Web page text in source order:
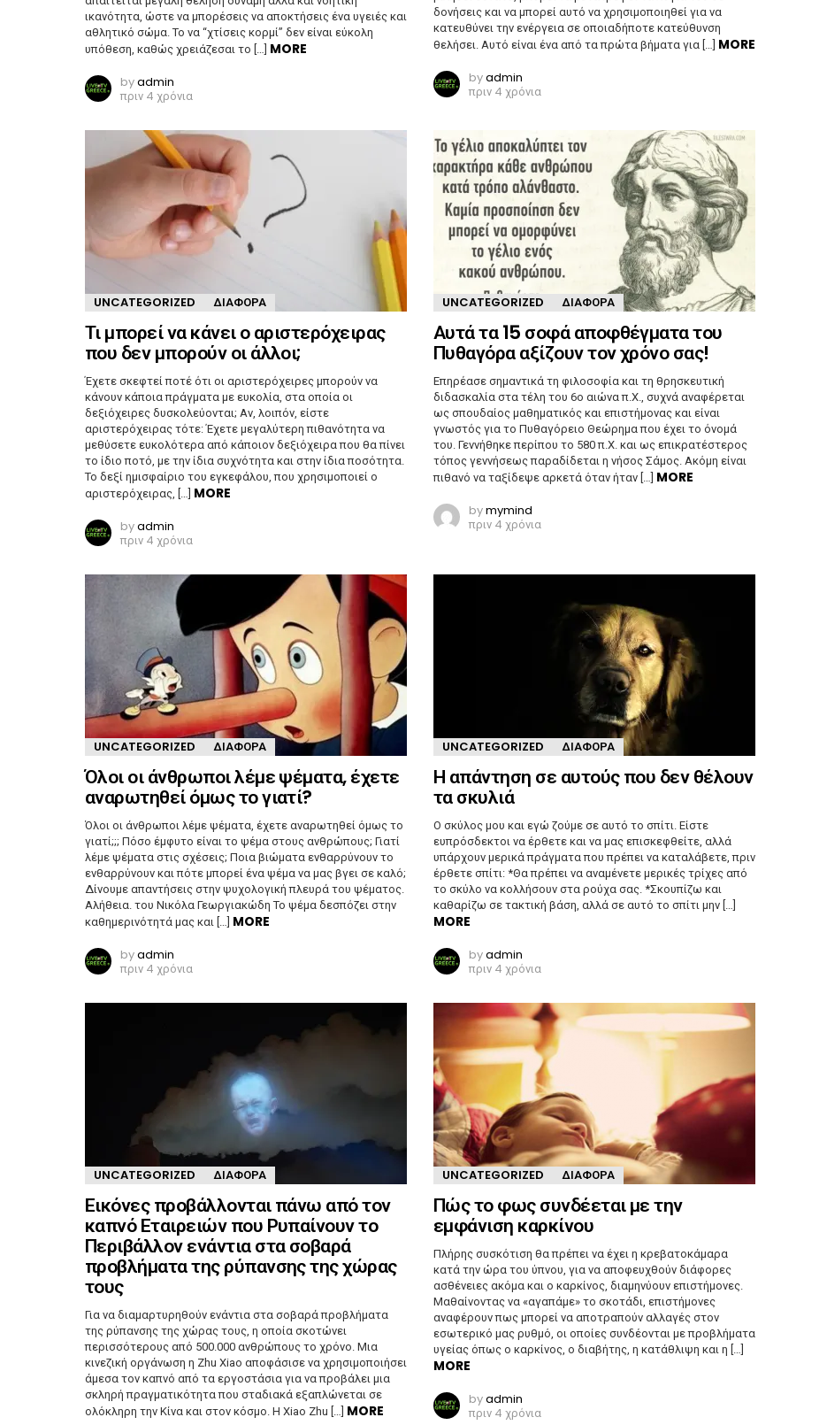
ικανότητα, ώστε να μπορέσεις να αποκτήσεις ένα υγειές και
αθλητικό σώμα. Το να “χτίσεις κορμί” δεν είναι εύκολη
υπόθεση, καθώς χρειάζεσαι το […] MORE
byadmin
πριν 4 χρόνια
δονήσεις και να μπορεί αυτό να χρησιμοποιηθεί για να
κατευθύνει την ενέργεια σε οποιαδήποτε κατεύθυνση
θελήσει. Αυτό είναι ένα από τα πρώτα βήματα για […] MORE
byadmin
πριν 4 χρόνια
UNCATEGORIZED ΔΙΆΦΟΡΑ
Τι μπορεί να κάνει ο αριστερόχειρας
που δεν μπορούν οι άλλοι;
Έχετε σκεφτεί ποτέ ότι οι αριστερόχειρες μπορούν να
κάνουν κάποια πράγματα με ευκολία, στα οποία οι
δεξιόχειρες δυσκολεύονται; Αν, λοιπόν, είστε
αριστερόχειρας τότε: Έχετε μεγαλύτερη πιθανότητα να
μεθύσετε ευκολότερα από κάποιον δεξιόχειρα που θα πίνει
το ίδιο ποτό, με την ίδια συχνότητα και στην ίδια ποσότητα.
Το δεξί ημισφαίριο του εγκεφάλου, που χρησιμοποιεί ο
αριστερόχειρας, […] MORE
byadmin
πριν 4 χρόνια
UNCATEGORIZED ΔΙΆΦΟΡΑ
Αυτά τα 15 σοφά αποφθέγματα του
Πυθαγόρα αξίζουν τον χρόνο σας!
Επηρέασε σημαντικά τη φιλοσοφία και τη θρησκευτική
διδασκαλία στα τέλη του 6ο αιώνα π.Χ., συχνά αναφέρεται
ως σπουδαίος μαθηματικός και επιστήμονας και είναι
γνωστός για το Πυθαγόρειο Θεώρημα που έχει το όνομά
του. Γεννήθηκε περίπου το 580 π.Χ. και ως επικρατέστερος
τόπος γεννήσεως παραδίδεται η νήσος Σάμος. Ακόμη είναι
πιθανό να ταξίδεψε αρκετά όταν ήταν […] MORE
bymymind
πριν 4 χρόνια
UNCATEGORIZED ΔΙΆΦΟΡΑ
Όλοι οι άνθρωποι λέμε ψέματα, έχετε
αναρωτηθεί όμως το γιατί?
Όλοι οι άνθρωποι λέμε ψέματα, έχετε αναρωτηθεί όμως το
γιατί;;; Πόσο έμφυτο είναι το ψέμα στους ανθρώπους; Γιατί
λέμε ψέματα στις σχέσεις; Ποια βιώματα ενθαρρύνουν το
ενθαρρύνουν και πότε μπορεί ένα ψέμα να μας βγει σε καλό;
Δίνουμε απαντήσεις στην ψυχολογική πλευρά του ψέματος.
Αλήθεια. του Νικόλα Γεωργιακώδη Το ψέμα δεσπόζει στην
καθημερινότητά μας και […] MORE
byadmin
πριν 4 χρόνια
UNCATEGORIZED ΔΙΆΦΟΡΑ
Η απάντηση σε αυτούς που δεν θέλουν
τα σκυλιά
Ο σκύλος μου και εγώ ζούμε σε αυτό το σπίτι. Είστε
ευπρόσδεκτοι να έρθετε και να μας επισκεφθείτε, αλλά
υπάρχουν μερικά πράγματα που πρέπει να καταλάβετε, πριν
έρθετε σπίτι: *Θα πρέπει να αναμένετε μερικές τρίχες από
το σκύλο να κολλήσουν στα ρούχα σας. *Σκουπίζω και
καθαρίζω σε τακτική βάση, αλλά σε αυτό το σπίτι μην […]
MORE
byadmin
πριν 4 χρόνια
UNCATEGORIZED ΔΙΆΦΟΡΑ
Εικόνες προβάλλονται πάνω από τον
καπνό Εταιρειών που Ρυπαίνουν το
Περιβάλλον ενάντια στα σοβαρά
προβλήματα της ρύπανσης της χώρας
τους
Για να διαμαρτυρηθούν ενάντια στα σοβαρά προβλήματα
της ρύπανσης της χώρας τους, η οποία σκοτώνει
περισσότερους από 500.000 ανθρώπους το χρόνο. Μια
κινεζική οργάνωση η Zhu Xiao αποφάσισε να χρησιμοποιήσει
άμεσα τον καπνό από τα εργοστάσια για να προβάλει μια
σκληρή πραγματικότητα που σταδιακά εξαπλώνεται σε
ολόκληρη την Κίνα και στον κόσμο. Η Xiao Zhu […] MORE
UNCATEGORIZED ΔΙΆΦΟΡΑ
Πώς το φως συνδέεται με την
εμφάνιση καρκίνου
Πλήρης συσκότιση θα πρέπει να έχει η κρεβατοκάμαρα
κατά την ώρα του ύπνου, για να αποφευχθούν διάφορες
ασθένειες ακόμα και ο καρκίνος, διαμηνύουν επιστήμονες.
Μαθαίνοντας να «αγαπάμε» το σκοτάδι, επιστήμονες
αναφέρουν πως μπορεί να αποτραπούν αλλαγές στον
εσωτερικό μας ρυθμό, οι οποίες συνδέονται με προβλήματα
υγείας όπως ο καρκίνος, ο διαβήτης, η κατάθλιψη και η […]
MORE
byadmin
πριν 4 χρόνια